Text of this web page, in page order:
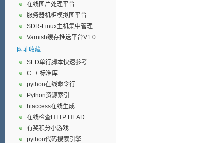
在线图片处理平台
服务器机柜模拟图平台
SDR-Linux主机集中管理
Varnish缓存推送平台V1.0
网址收藏
SED单行脚本快速参考
C++ 标准库
python在线命令行
Python资源索引
htaccess在线生成
在线检查HTTP HEAD
有奖积分小游戏
python代码搜索引擎